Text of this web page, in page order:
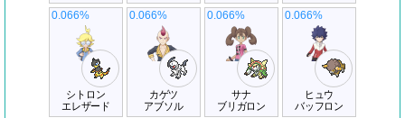
シトロン
エレザード
0.066%
カゲツ
アブソル
0.066%
サナ
ブリガロン
0.066%
ヒュウ
バッフロン
0.066%